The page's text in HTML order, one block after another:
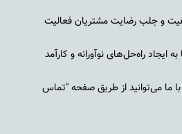
و جلب رضایت مشتریان فعالیت
راه‌حل‌های نوآورانه و کارآمد
ما می‌توانید از طریق صفحه "تماس